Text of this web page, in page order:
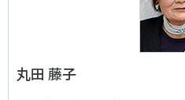
丸田 藤子